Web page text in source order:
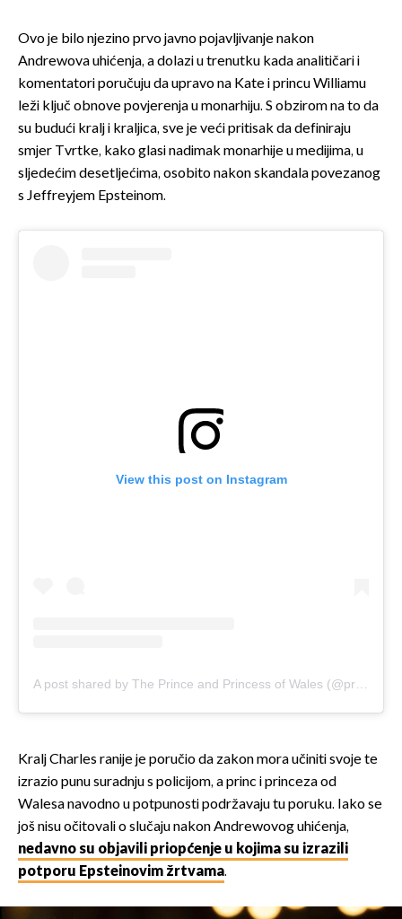
Ovo je bilo njezino prvo javno pojavljivanje nakon
Andrewova uhićenja, a dolazi u trenutku kada analitičari i
komentatori poručuju da upravo na Kate i princu Williamu
leži ključ obnove povjerenja u monarhiju. S obzirom na to da
su budući kralj i kraljica, sve je veći pritisak da definiraju
smjer Tvrtke, kako glasi nadimak monarhije u medijima, u
sljedećim desetljećima, osobito nakon skandala povezanog
s Jeffreyjem Epsteinom.
View this post on Instagram
Kralj Charles ranije je poručio da zakon mora učiniti svoje te
izrazio punu suradnju s policijom, a princ i princeza od
Walesa navodno u potpunosti podržavaju tu poruku. Iako se
još nisu očitovali o slučaju nakon Andrewovog uhićenja,
nedavno su objavili priopćenje u kojima su izrazili
potporu Epsteinovim žrtvama.